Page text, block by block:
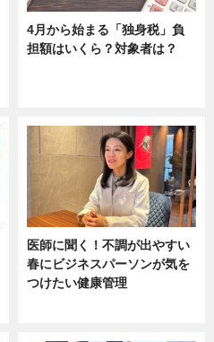
4月から始まる「独身税」負
担額はいくら？対象者は？
医師に聞く！不調が出やすい
春にビジネスパーソンが気を
つけたい健康管理